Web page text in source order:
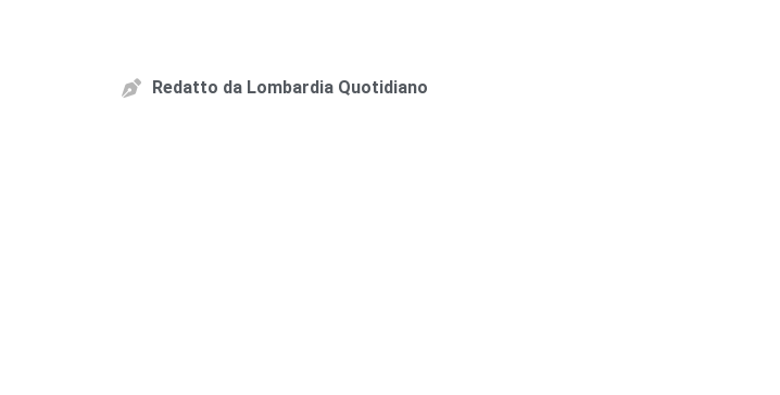
Redatto da Lombardia Quotidiano